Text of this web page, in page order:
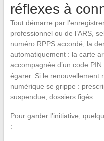
réflexes à
Tout démarre par
professionnel ou de l’ARS,
numéro RPPS accordé, la
automatiquement : la carte
accompagnée d’un code
égarer. Si le renouvellement
numérique se grippe :
suspendue, dossiers figés.
Pour garder l’initiative,
: